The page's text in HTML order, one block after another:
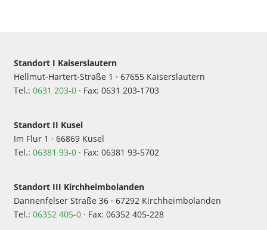
Standort I Kaiserslautern
Hellmut-Hartert-Straße 1 · 67655 Kaiserslautern
Tel.: 0631 203-0 · Fax: 0631 203-1703
Standort II Kusel
Im Flur 1 · 66869 Kusel
Tel.: 06381 93-0 · Fax: 06381 93-5702
Standort III Kirchheimbolanden
Dannenfelser Straße 36 · 67292 Kirchheimbolanden
Tel.: 06352 405-0 · Fax: 06352 405-228